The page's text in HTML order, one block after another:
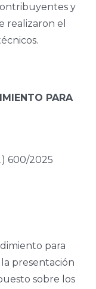
y
realizaron el
PARA
600/2025
para
presentación
sobre los